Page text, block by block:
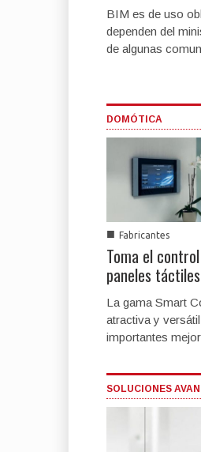
BIM es de uso
dependen del
de algunas
DOMÓTICA
■ Fabricantes
Toma el
paneles
La gama Smart
atractiva y
importantes
SOLUCIONES